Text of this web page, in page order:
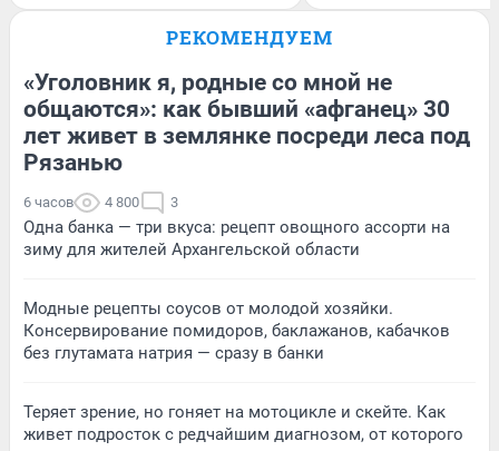
РЕКОМЕНДУЕМ
«Уголовник я, родные со мной не
общаются»: как бывший «афганец» 30
лет живет в землянке посреди леса под
Рязанью
6 часов 4 800 3
Одна банка — три вкуса: рецепт овощного ассорти на
зиму для жителей Архангельской области
Модные рецепты соусов от молодой хозяйки.
Консервирование помидоров, баклажанов, кабачков
без глутамата натрия — сразу в банки
Теряет зрение, но гоняет на мотоцикле и скейте. Как
живет подросток с редчайшим диагнозом, от которого